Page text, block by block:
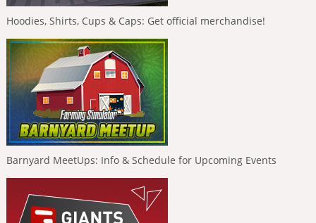
Hoodies, Shirts, Cups & Caps: Get official merchandise!
Barnyard MeetUps: Info & Schedule for Upcoming Events